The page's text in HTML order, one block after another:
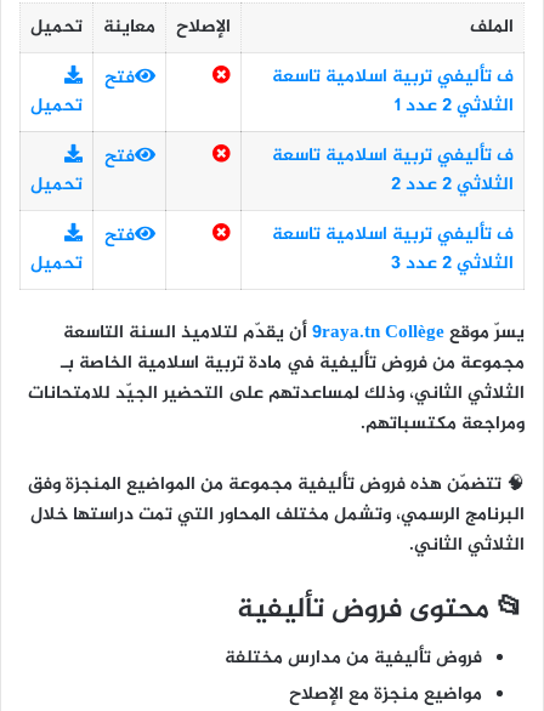
الملف الإصلاح معاينة
تحميل
ف تأليفي تربية اسلامية تاسعة
الثلاثي 2 عدد 1
فتح
تحميل
ف تأليفي تربية اسلامية تاسعة
الثلاثي 2 عدد 2
فتح
تحميل
ف تأليفي تربية اسلامية تاسعة
الثلاثي 2 عدد 3
فتح
تحميل
يسرّ موقع9raya.tn Collègeأن يقدّم لتلاميذ السنة التاسعة
مجموعة منفروض تأليفية في مادة تربية اسلامية الخاصة بـ
الثلاثي الثاني، وذلك لمساعدتهم على التحضير الجيّد للامتحانات
ومراجعة مكتسباتهم.
🧠 تتضمّن هذه فروض تأليفية مجموعة من المواضيع المنجزة وفق
البرنامج الرسمي، وتشمل مختلف المحاور التي تمت دراستها خلال
الثلاثي الثاني.
📂 محتوى فروض تأليفية
فروض تأليفية من مدارس مختلفة
مواضيع منجزة مع الإصلاح